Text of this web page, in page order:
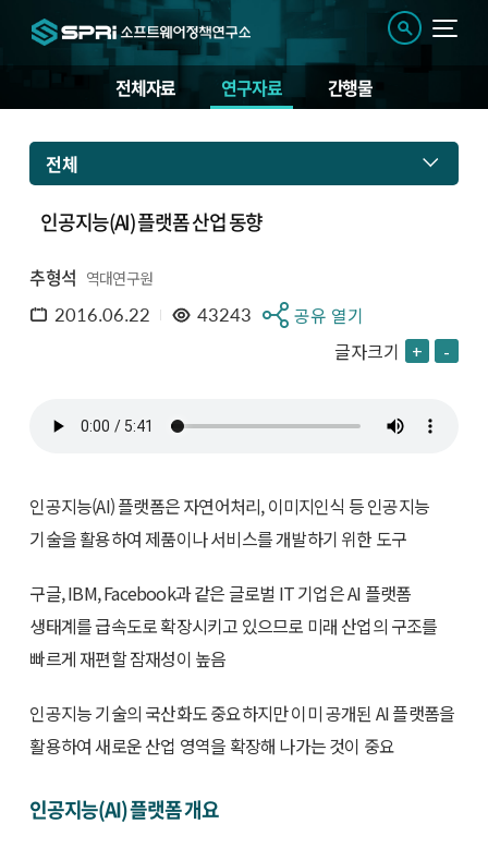
전체자료 연구자료 간행물
전체
인공지능(AI) 플랫폼 산업 동향
추형석 역대연구원
2016.06.22 43243
공유 열기
글자크기 + -
인공지능(AI) 플랫폼은 자연어처리, 이미지인식 등 인공지능
기술을 활용하여 제품이나 서비스를 개발하기 위한 도구
구글, IBM, Facebook과 같은 글로벌 IT 기업은 AI 플랫폼
생태계를 급속도로 확장시키고 있으므로 미래 산업의 구조를
빠르게 재편할 잠재성이 높음
인공지능 기술의 국산화도 중요하지만 이미 공개된 AI 플랫폼을
활용하여 새로운 산업 영역을 확장해 나가는 것이 중요
인공지능(AI) 플랫폼 개요